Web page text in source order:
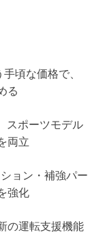
頃な価格で、
る
スポーツモデル
両立
ョン・補強パー
強化
の運転支援機能